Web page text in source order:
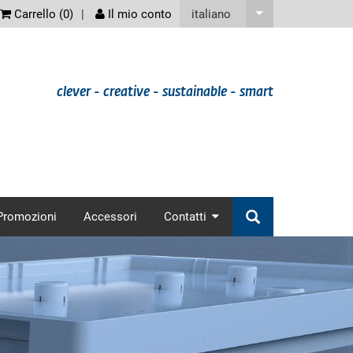
italiano
Carrello (0) Il mio conto
clever - creative - sustainable - smart
Accessori Contatti